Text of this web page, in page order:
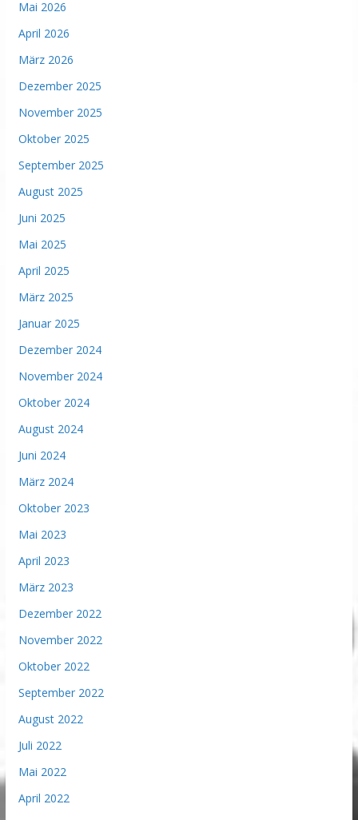
Mai 2026
April 2026
März 2026
Dezember 2025
November 2025
Oktober 2025
September 2025
August 2025
Juni 2025
Mai 2025
April 2025
März 2025
Januar 2025
Dezember 2024
November 2024
Oktober 2024
August 2024
Juni 2024
März 2024
Oktober 2023
Mai 2023
April 2023
März 2023
Dezember 2022
November 2022
Oktober 2022
September 2022
August 2022
Juli 2022
Mai 2022
April 2022